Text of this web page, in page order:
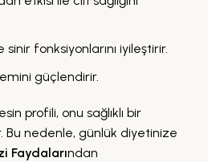
sinir fonksiyonlarını iyileştirir.
güçlendirir.
profili, onu sağlıklı bir
Bu nedenle, günlük diyetinize
Faydalarından